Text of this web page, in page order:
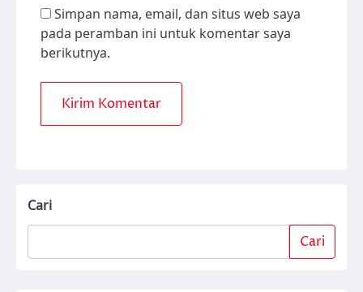
Simpan nama, email, dan situs web saya
pada peramban ini untuk komentar saya
berikutnya.
Cari
Cari